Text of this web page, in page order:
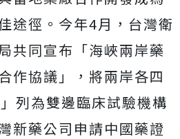
途徑。今年4月，台灣衛
共同宣布「海峽兩岸藥
作協議」，將兩岸各四
列為雙邊臨床試驗機構
新藥公司申請中國藥證